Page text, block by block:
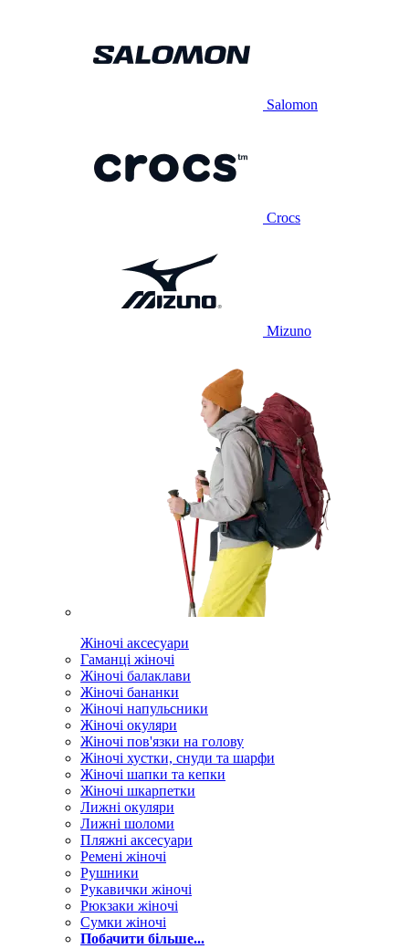
Salomon
Crocs
Mizuno
Жіночі аксесуари
Гаманці жіночі
Жіночі балаклави
Жіночі бананки
Жіночі напульсники
Жіночі окуляри
Жіночі пов'язки на голову
Жіночі хустки, снуди та шарфи
Жіночі шапки та кепки
Жіночі шкарпетки
Лижні окуляри
Лижні шоломи
Пляжні аксесуари
Ремені жіночі
Рушники
Рукавички жіночі
Рюкзаки жіночі
Сумки жіночі
Побачити більше...